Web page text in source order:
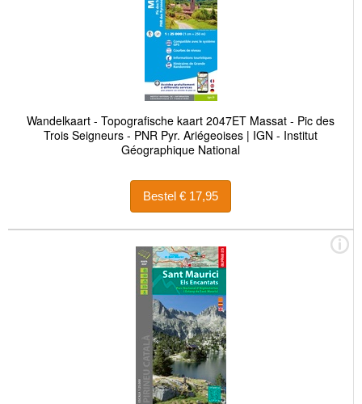
Wandelkaart - Topografische kaart 2047ET Massat - Pic des
Trois Seigneurs - PNR Pyr. Ariégeoises | IGN - Institut
Géographique National
Bestel € 17,95